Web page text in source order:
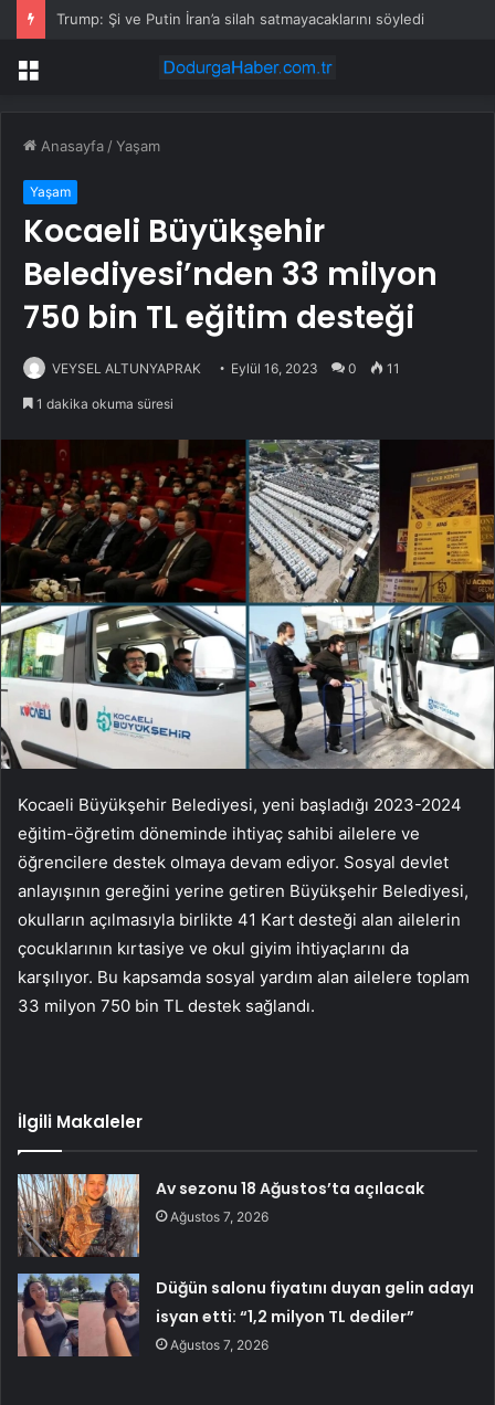
Trump: Şi ve Putin İran’a silah satmayacaklarını söyledi
Menü
Anasayfa /Yaşam
Yaşam
Kocaeli Büyükşehir
Belediyesi’nden 33 milyon
750 bin TL eğitim desteği
VEYSEL ALTUNYAPRAK Eylül 16, 2023 0 11
1 dakika okuma süresi
Kocaeli Büyükşehir Belediyesi, yeni başladığı 2023-2024
eğitim-öğretim döneminde ihtiyaç sahibi ailelere ve
öğrencilere destek olmaya devam ediyor. Sosyal devlet
anlayışının gereğini yerine getiren Büyükşehir Belediyesi,
okulların açılmasıyla birlikte 41 Kart desteği alan ailelerin
çocuklarının kırtasiye ve okul giyim ihtiyaçlarını da
karşılıyor. Bu kapsamda sosyal yardım alan ailelere toplam
33 milyon 750 bin TL destek sağlandı.
İlgili Makaleler
Av sezonu 18 Ağustos’ta açılacak
Ağustos 7, 2026
Düğün salonu fiyatını duyan gelin adayı
isyan etti: “1,2 milyon TL dediler”
Ağustos 7, 2026